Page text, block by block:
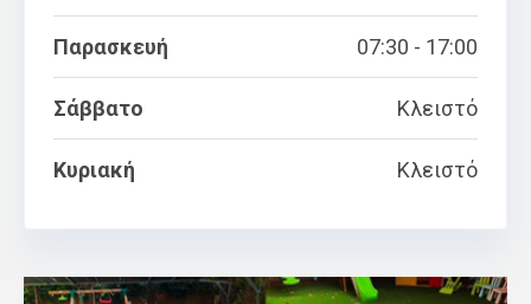
Παρασκευή 07:30 - 17:00
Σάββατο Κλειστό
Κυριακή Κλειστό